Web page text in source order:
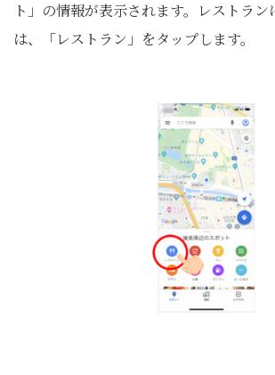
ト」の情報が表示されます。レストラ
は、「レストラン」をタップします。